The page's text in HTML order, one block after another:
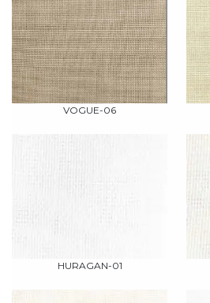
VOGUE-06
HURAGAN-01